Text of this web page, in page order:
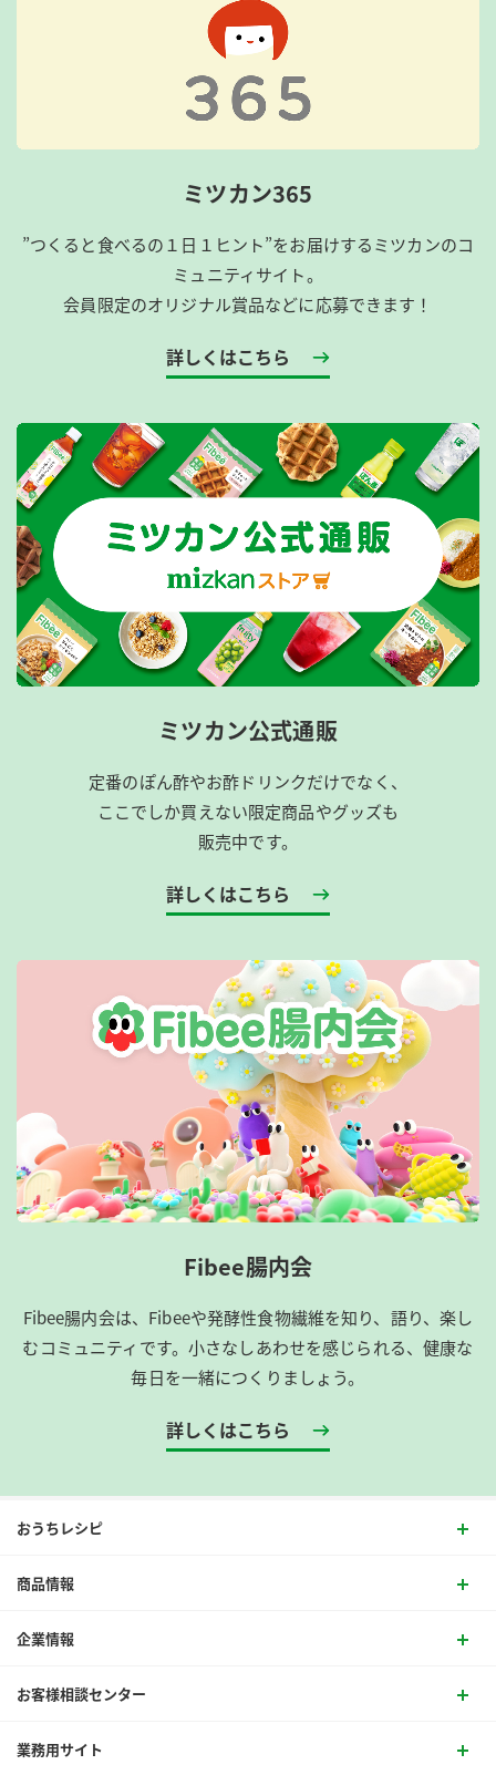
ミツカン365
”つくると食べるの１日１ヒント”をお届けするミツカンのコ
ミュニティサイト。
会員限定のオリジナル賞品などに応募できます！
詳しくはこちら
ミツカン公式通販
定番のぽん酢やお酢ドリンクだけでなく、
ここでしか買えない限定商品やグッズも
販売中です。
詳しくはこちら
Fibee腸内会
Fibee腸内会は、​Fibeeや発酵性食物繊維を知り、語り、楽し
むコミュニティです。​小さなしあわせを感じられる、健康な
毎日を一緒につくりましょう。
詳しくはこちら
おうちレシピ
商品情報
企業情報
お客様相談センター
業務用サイト